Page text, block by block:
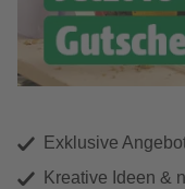
Exklusive
Kreative Ideen &